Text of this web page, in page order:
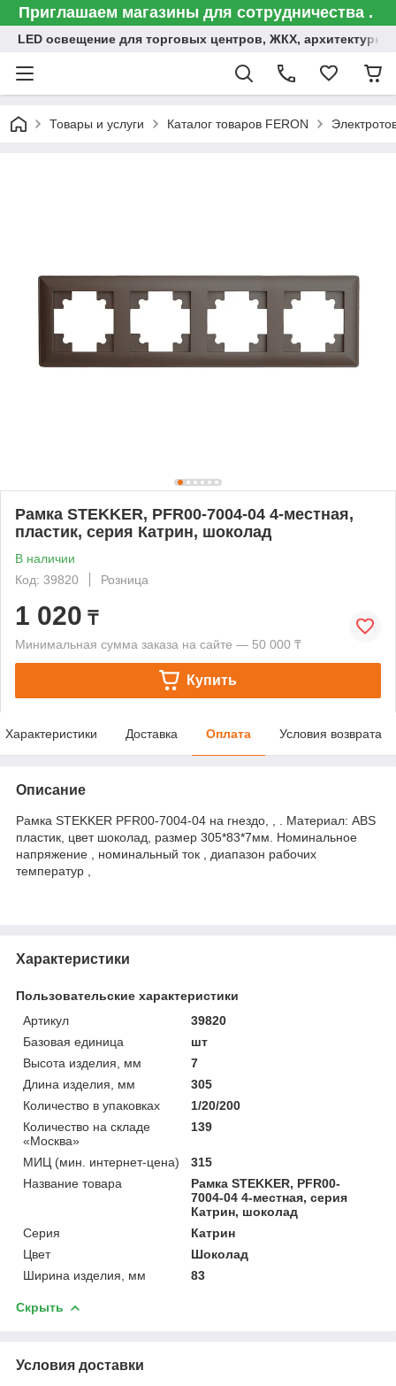
Приглашаем магазины для сотрудничества .
LED освещение для торговых центров, ЖКХ,
Товары и услуги Каталог товаров FERON
Рамка STEKKER, PFR00-7004-04 4-местная,
пластик, серия Катрин, шоколад
В наличии
Код: 39820
Розница
1 020 ₸
Минимальная сумма заказа на сайте — 50 000 ₸
Купить
Характеристики Доставка Оплата Условия возврата
Описание
Рамка STEKKER PFR00-7004-04 на гнездо, , . Материал: ABS
пластик, цвет шоколад, размер 305*83*7мм. Номинальное
напряжение , номинальный ток , диапазон рабочих
температур ,
Характеристики
Пользовательские характеристики
Артикул
39820
Базовая единица
шт
Высота изделия, мм
7
Длина изделия, мм
305
Количество в упаковках
1/20/200
Количество на складе
«Москва»
139
МИЦ (мин. интернет-цена)
315
Название товара
Рамка STEKKER, PFR00-
7004-04 4-местная, серия
Катрин, шоколад
Серия
Катрин
Цвет
Шоколад
Ширина изделия, мм
83
Скрыть
Условия доставки